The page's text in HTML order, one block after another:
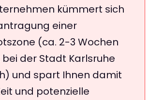
kümmert sich
einer
(ca. 2-3 Wochen
der Stadt Karlsruhe
und spart Ihnen damit
und potenzielle